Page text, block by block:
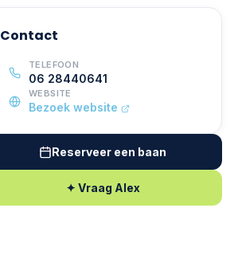
Contact
TELEFOON
06 28440641
WEBSITE
Bezoek website
Reserveer een baan
✦ Vraag Alex